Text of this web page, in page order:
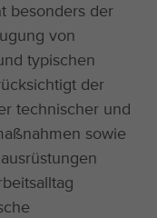
besonders der
von
typischen
der
technischer und
sowie